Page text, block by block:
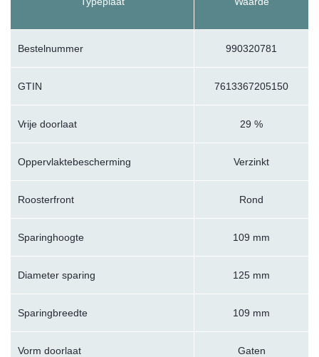
Bestelnummer 990320781
GTIN 7613367205150
Vrije doorlaat 29 %
Oppervlaktebescherming Verzinkt
Roosterfront Rond
Sparinghoogte 109 mm
Diameter sparing 125 mm
Sparingbreedte 109 mm
Vorm doorlaat Gaten